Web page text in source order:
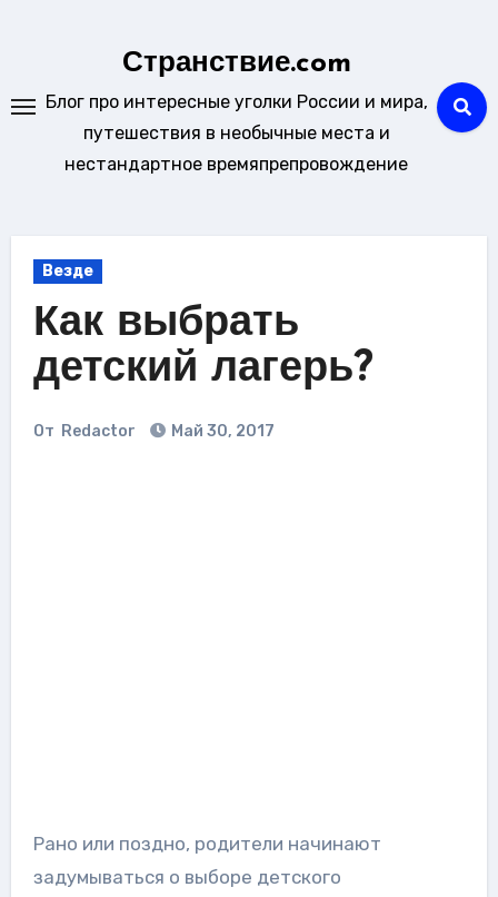
Странствие.com
Блог про интересные уголки России и мира,
путешествия в необычные места и
нестандартное времяпрепровождение
Везде
Как выбрать
детский лагерь?
От Redactor Май 30, 2017
Рано или поздно, родители начинают
задумываться о выборе детского